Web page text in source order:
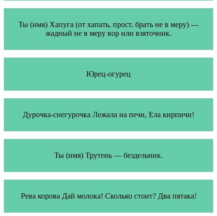
Ты (имя) Хапуга (от хапать, прост. брать не в меру) —
жадный не в меру вор или взяточник.
Юрец-огурец
Дурочка-снегурочка Лежала на печи, Ела кирпичи!
Ты (имя) Трутень — бездельник.
Рева корова Дай молока! Сколько стоит? Два пятака!